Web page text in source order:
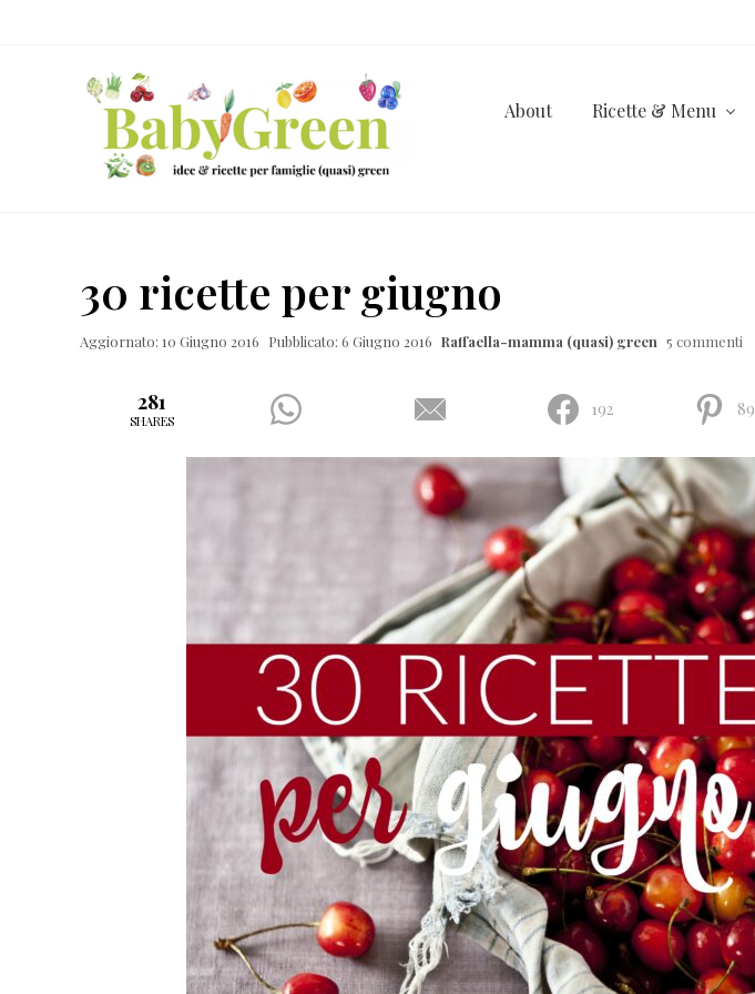
ricette
per
About Ricette & Menu
30 ricette per giugno
Aggiornato: 10 Giugno 2016 Pubblicato: 6 Giugno 2016 Raffaella-mamma (quasi) green 5 commenti
281
SHARES
192 89